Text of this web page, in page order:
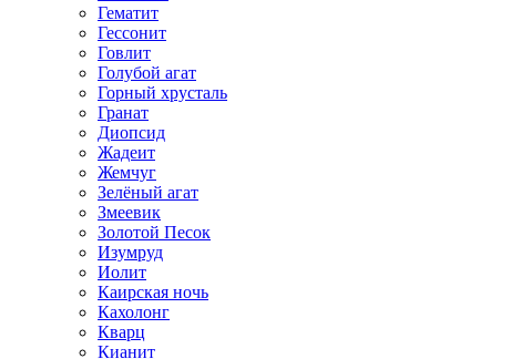
Гематит
Гессонит
Говлит
Голубой агат
Горный хрусталь
Гранат
Диопсид
Жадеит
Жемчуг
Зелёный агат
Змеевик
Золотой Песок
Изумруд
Иолит
Каирская ночь
Кахолонг
Кварц
Кианит